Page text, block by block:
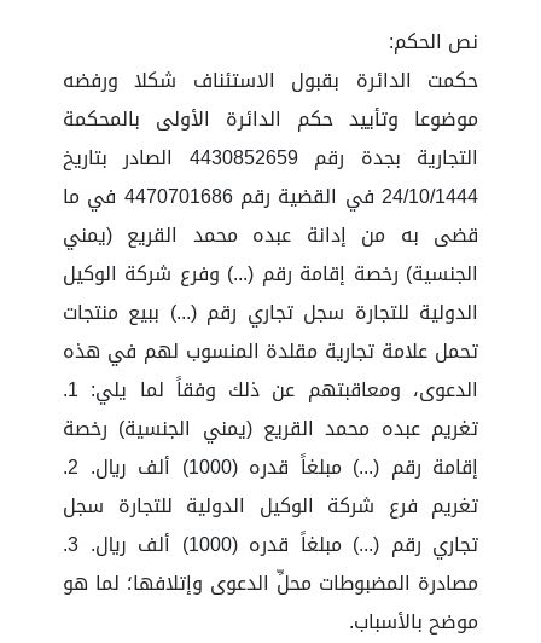
نص الحكم:
حكمت الدائرة بقبول الاستئناف شكلا ورفضه
موضوعا وتأييد حكم الدائرة الأولى بالمحكمة
التجارية بجدة رقم 4430852659 الصادر بتاريخ
24/10/1444 في القضية رقم 4470701686 في ما
قضى به من إدانة عبده محمد القريع (يمني
الجنسية) رخصة إقامة رقم (...) وفرع شركة الوكيل
الدولية للتجارة سجل تجاري رقم (...) ببيع منتجات
تحمل علامة تجارية مقلدة المنسوب لهم في هذه
الدعوى، ومعاقبتهم عن ذلك وفقاً لما يلي: 1.
تغريم عبده محمد القريع (يمني الجنسية) رخصة
إقامة رقم (...) مبلغاً قدره (1000) ألف ريال. 2.
تغريم فرع شركة الوكيل الدولية للتجارة سجل
تجاري رقم (...) مبلغاً قدره (1000) ألف ريال. 3.
مصادرة المضبوطات محلِّ الدعوى وإتلافها؛ لما هو
موضح بالأسباب.